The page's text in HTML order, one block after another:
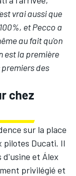
vrai aussi que
et Pecco a
au fait qu'on
est la première
des
chez
sur la place
pilotes Ducati. Il
d'usine et Álex
privilégié et